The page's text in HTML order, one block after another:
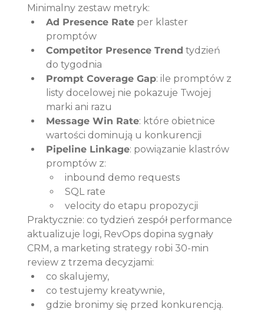
Minimalny zestaw metryk:
Ad Presence Rate per klaster
promptów
Competitor Presence Trend tydzień
do tygodnia
Prompt Coverage Gap: ile promptów z
listy docelowej nie pokazuje Twojej
marki ani razu
Message Win Rate: które obietnice
wartości dominują u konkurencji
Pipeline Linkage: powiązanie klastrów
promptów z:
inbound demo requests
SQL rate
velocity do etapu propozycji
Praktycznie: co tydzień zespół performance
aktualizuje logi, RevOps dopina sygnały
CRM, a marketing strategy robi 30-min
review z trzema decyzjami:
co skalujemy,
co testujemy kreatywnie,
gdzie bronimy się przed konkurencją.